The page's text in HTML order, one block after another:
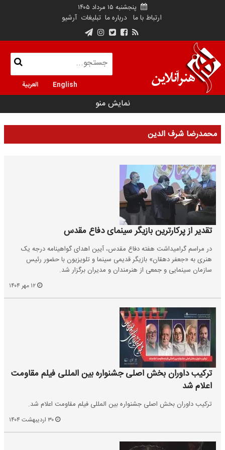
پنجشنبه ۱۵ مرداد ۱۴۰۵
ارتباط با ما درباره ما تبلیغات آرشیو
English العربية
نمایش منو
محمدرضا شرف الدین
تقدیر از پرکارترین بازیگر سینمای دفاع مقدس
در مراسم گرامیداشت هفته دفاع مقدس، آیین اهدای گواهینامه درجه یک
هنری به «جعفر دهقان» بازیگر قدیمی سینما و تلویزیون با حضور رئیس
سازمان سینمایی و جمعی از هنرمندان و مدیران برگزار شد.
ترکیب داوران بخش اصلی جشنواره بین المللی فیلم مقاومت
اعلام شد
ترکیب داوران بخش اصلی جشنواره بین المللی فیلم مقاومت اعلام شد.